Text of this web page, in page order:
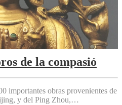
de la compasió
importantes obras provenientes de
y del Ping Zhou,…